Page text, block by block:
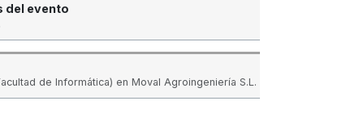
del evento
de Informática) en Moval Agroingeniería S.L.